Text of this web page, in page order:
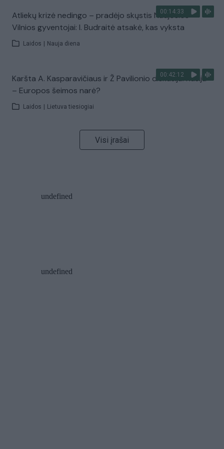
00:14:33
Atliekų krizė nedingo – pradėjo skųstis Naujosios
Vilnios gyventojai: I. Budraitė atsakė, kas vyksta
Laidos Nauja diena
00:42:12
Karšta A. Kasparavičiaus ir Ž Pavilionio diskusija: Rusija
– Europos šeimos narė?
Laidos Lietuva tiesiogiai
Visi įrašai